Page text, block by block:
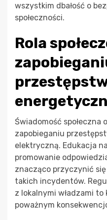
wszystkim dbałość o
społeczności.
Rola
Świadomość społeczna
zapobieganiu
elektryczną. Edukacja
promowanie
znacząco przyczynić
takich incydentów.
z lokalnymi władzami
poważnym